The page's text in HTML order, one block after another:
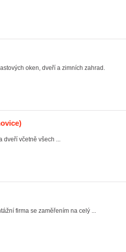
oken, dveří a zimních zahrad.
dveří včetně všech ...
firma se zaměřením na celý ...